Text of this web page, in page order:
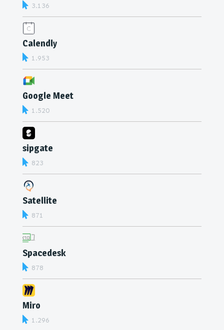
3.136
Calendly
1.953
Google Meet
1.520
sipgate
823
Satellite
871
Spacedesk
878
Miro
1.296